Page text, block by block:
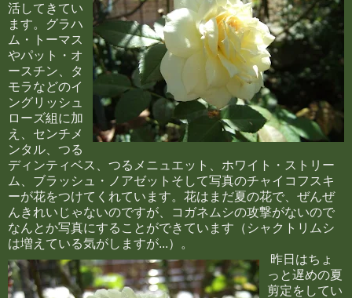
活してきてい
ます。グラハ
ム・トーマス
やパット・オ
ースチン、タ
モラなどのイ
ングリッシュ
ローズ組に加
え、センチメ
ンタル、つる
ディンティベス、つるメニュエット、ホワイト・ストリー
ム、ブラッシュ・ノアゼットそして写真のチャイコフスキ
ーが花をつけてくれています。花はまだ夏の花で、ぜんぜ
んきれいじゃないのですが、コガネムシの攻撃がないので
なんとか写真にすることができています（シャクトリムシ
は増えている気がしますが...）。
昨日はちょ
っと遅めの夏
剪定をしてい